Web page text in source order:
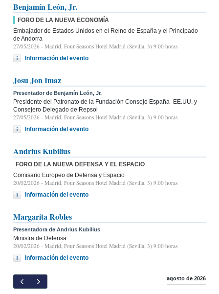
Benjamín León, Jr.
FORO DE LA NUEVA ECONOMÍA
Embajador de Estados Unidos en el Reino de España y el Principado
de Andorra
27/05/2026 - Madrid, Four Seasons Hotel Madrid (Sevilla, 3) 9.00 horas
Información del evento
Josu Jon Imaz
Presentador de Benjamín León, Jr.
Presidente del Patronato de la Fundación Consejo España–EE.UU. y
Consejero Delegado de Repsol
27/05/2026 - Madrid, Four Seasons Hotel Madrid (Sevilla, 3) 9.00 horas
Información del evento
Andrius Kubilius
FORO DE LA NUEVA DEFENSA Y EL ESPACIO
Comisario Europeo de Defensa y Espacio
20/02/2026 - Madrid, Four Seasons Hotel Madrid (Sevilla, 3) 9:00 horas
Información del evento
Margarita Robles
Presentadora de Andrius Kubilius
Ministra de Defensa
20/02/2026 - Madrid, Four Seasons Hotel Madrid (Sevilla, 3) 9:00 horas
Información del evento
agosto de 2026